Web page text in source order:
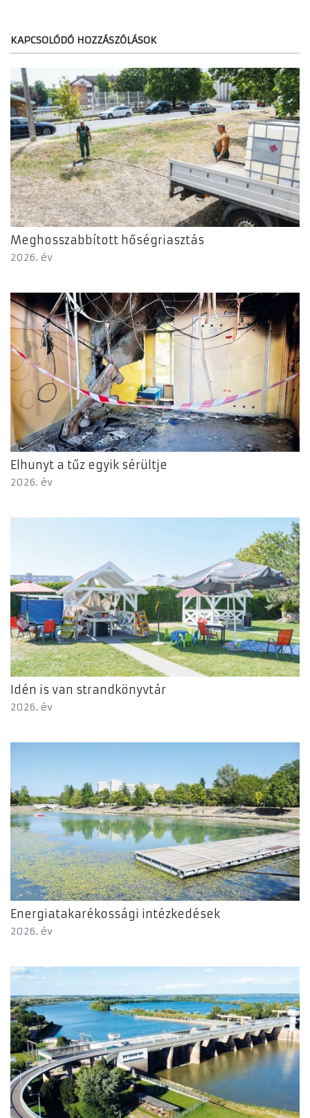
KAPCSOLÓDÓ HOZZÁSZÓLÁSOK
Meghosszabbított hőségriasztás
2026. év
Elhunyt a tűz egyik sérültje
2026. év
Idén is van strandkönyvtár
2026. év
Energiatakarékossági intézkedések
2026. év